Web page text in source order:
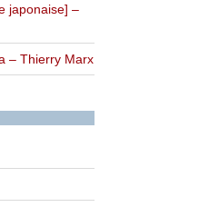
japonaise] –
– Thierry Marx